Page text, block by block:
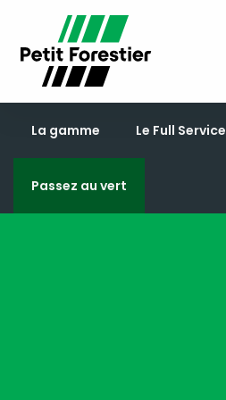
La gamme Le Full Service
Passez au vert